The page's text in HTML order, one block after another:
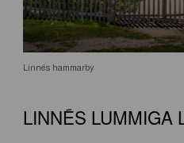
Linnés hammarby
LINNÉS LUMMIGA